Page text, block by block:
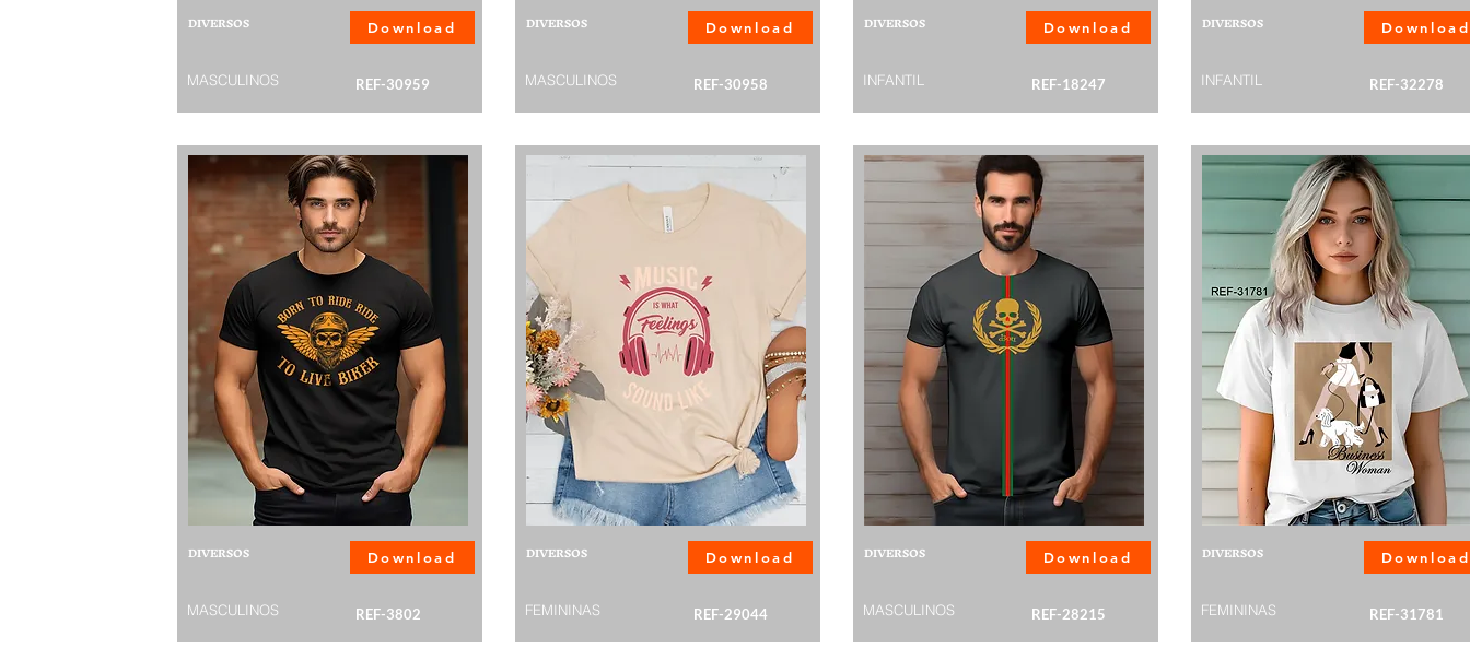
DIVERSOS Download
MASCULINOS REF-30959
DIVERSOS Download
MASCULINOS REF-3802
DIVERSOS Download
MASCULINOS REF-30958
DIVERSOS Download
FEMININAS REF-29044
DIVERSOS Download
INFANTIL REF-18247
DIVERSOS Download
MASCULINOS REF-28215
DIVERSOS Download
INFANTIL REF-32278
DIVERSOS Download
FEMININAS REF-31781